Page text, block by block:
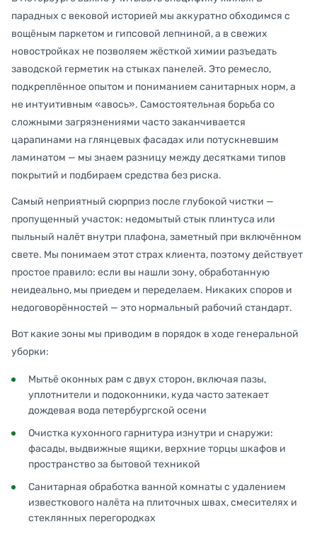
парадных с вековой историей мы аккуратно обходимся с
вощёным паркетом и гипсовой лепниной, а в свежих
новостройках не позволяем жёсткой химии разъедать
заводской герметик на стыках панелей. Это ремесло,
подкреплённое опытом и пониманием санитарных норм, а
не интуитивным «авось». Самостоятельная борьба со
сложными загрязнениями часто заканчивается
царапинами на глянцевых фасадах или потускневшим
ламинатом — мы знаем разницу между десятками типов
покрытий и подбираем средства без риска.
Самый неприятный сюрприз после глубокой чистки —
пропущенный участок: недомытый стык плинтуса или
пыльный налёт внутри плафона, заметный при включённом
свете. Мы понимаем этот страх клиента, поэтому действует
простое правило: если вы нашли зону, обработанную
неидеально, мы приедем и переделаем. Никаких споров и
недоговорённостей — это нормальный рабочий стандарт.
Вот какие зоны мы приводим в порядок в ходе генеральной
уборки:
Мытьё оконных рам с двух сторон, включая пазы,
уплотнители и подоконники, куда часто затекает
дождевая вода петербургской осени
Очистка кухонного гарнитура изнутри и снаружи:
фасады, выдвижные ящики, верхние торцы шкафов и
пространство за бытовой техникой
Санитарная обработка ванной комнаты с удалением
известкового налёта на плиточных швах, смесителях и
стеклянных перегородках